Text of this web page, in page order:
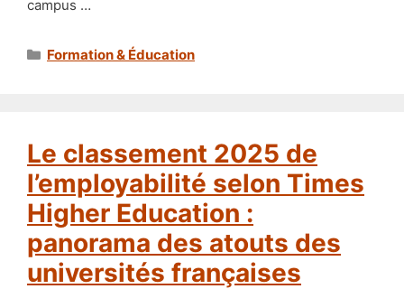
campus …
Catégories
Formation & Éducation
Le classement 2025 de
l’employabilité selon Times
Higher Education :
panorama des atouts des
universités françaises